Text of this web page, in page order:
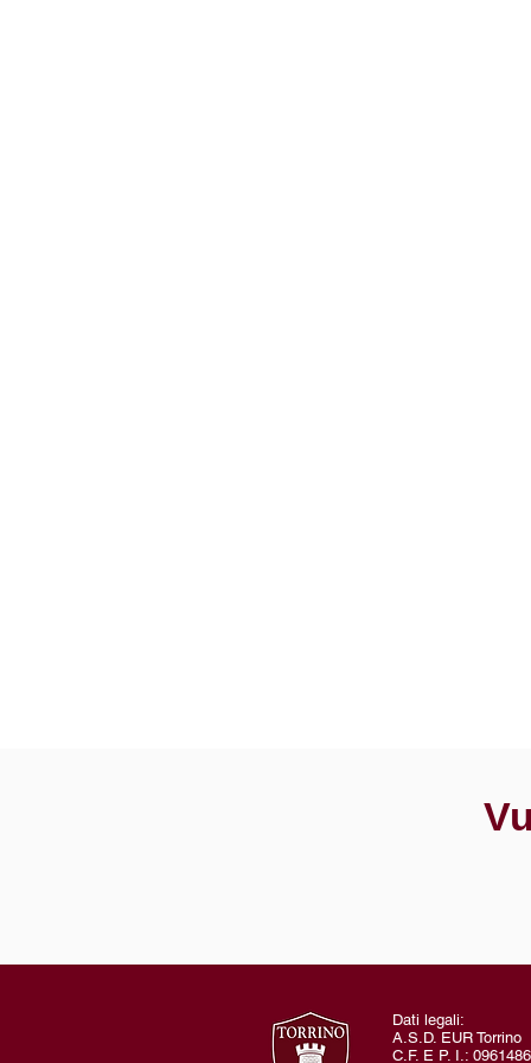
Dati legali:
A.S.D. EUR Torrino
C.F. E P. I.: